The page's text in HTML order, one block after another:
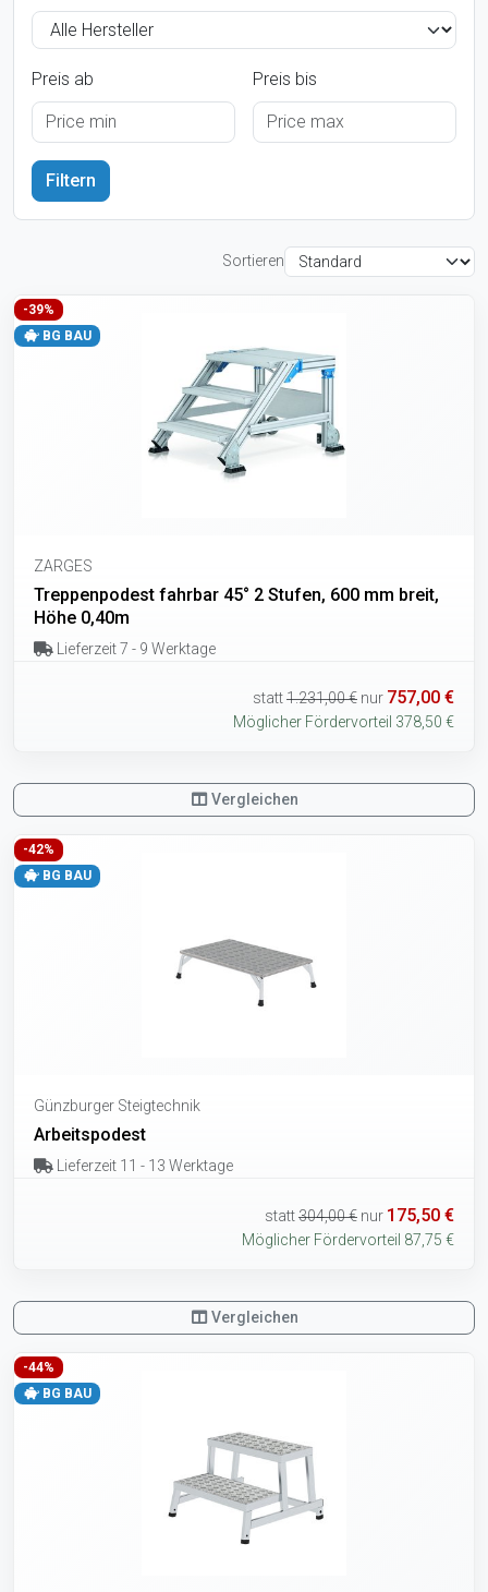
Preis ab Preis bis
Sortieren
-39%
BG BAU
ZARGES
Treppenpodest fahrbar 45° 2 Stufen, 600 mm breit,
Höhe 0,40m
Lieferzeit 7 - 9 Werktage
statt1.231,00 € nur 757,00 €
Möglicher Fördervorteil 378,50 €
Vergleichen
-42%
BG BAU
Günzburger Steigtechnik
Arbeitspodest
Lieferzeit 11 - 13 Werktage
statt304,00 € nur 175,50 €
Möglicher Fördervorteil 87,75 €
Vergleichen
-44%
BG BAU